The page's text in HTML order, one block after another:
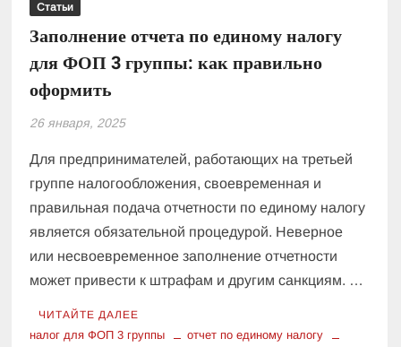
Статьи
Заполнение отчета по единому налогу
для ФОП 3 группы: как правильно
оформить
26 января, 2025
Для предпринимателей, работающих на третьей
группе налогообложения, своевременная и
правильная подача отчетности по единому налогу
является обязательной процедурой. Неверное
или несвоевременное заполнение отчетности
может привести к штрафам и другим санкциям. …
ЧИТАЙТЕ ДАЛЕЕ
налог для ФОП 3 группы
отчет по единому налогу